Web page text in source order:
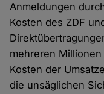
Anmeldungen
Kosten des ZDF
mehreren
Kosten der
die unsäglichen